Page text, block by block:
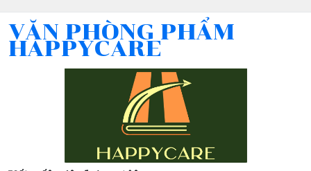
VĂN PHÒNG PHẨM
HAPPYCARE